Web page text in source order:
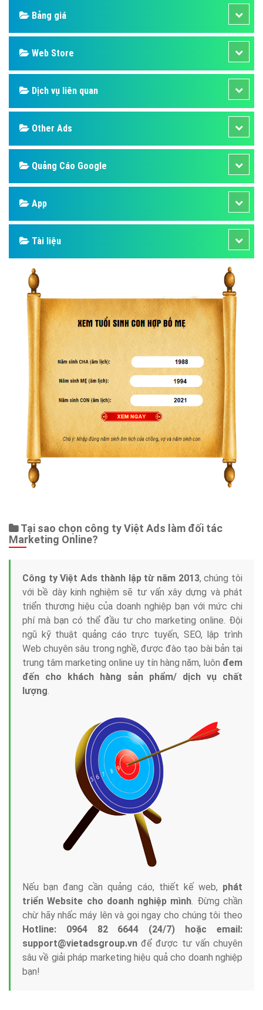
Bảng giá
Web Store
Dịch vụ liên quan
Other Ads
Quảng Cáo Google
App
Tài liệu
Tại sao chọn công ty Việt Ads làm đối tác
Marketing Online?
Công ty Việt Ads thành lập từ năm 2013, chúng tôi
với bề dày kinh nghiệm sẽ tư vấn xây dựng và phát
triển thương hiệu của doanh nghiệp bạn với mức chi
phí mà bạn có thể đầu tư cho marketing online. Đội
ngũ kỹ thuật quảng cáo trực tuyến, SEO, lập trình
Web chuyên sâu trong nghề, được đào tạo bài bản tại
trung tâm marketing online uy tín hàng năm, luôn đem
đến cho khách hàng sản phẩm/ dịch vụ chất
lượng.
Nếu bạn đang cần quảng cáo, thiết kế web, phát
triển Website cho doanh nghiệp mình. Đừng chần
chừ hãy nhấc máy lên và gọi ngay cho chúng tôi theo
Hotline: 0964 82 6644 (24/7) hoặc email:
support@vietadsgroup.vn để được tư vấn chuyên
sâu về giải pháp marketing hiệu quả cho doanh nghiệp
bạn!